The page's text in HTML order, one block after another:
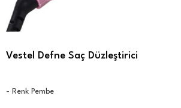
Vestel Defne Saç Düzleştirici
- Renk Pembe